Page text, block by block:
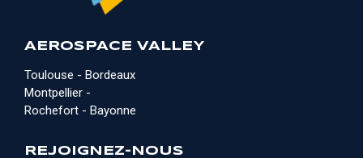
AEROSPACE VALLEY
Toulouse - Bordeaux
Montpellier -
Rochefort - Bayonne
REJOIGNEZ-NOUS